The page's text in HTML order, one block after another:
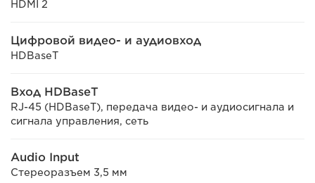
HDMI 2
Цифровой видео- и аудиовход
HDBaseT
Вход HDBaseT
RJ-45 (HDBaseT), передача видео- и аудиосигнала и
сигнала управления, сеть
Audio Input
Стереоразъем 3,5 мм